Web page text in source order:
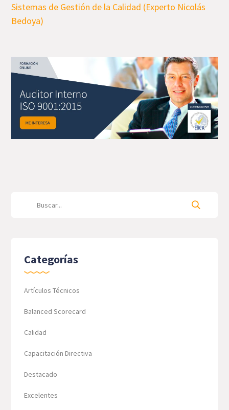
Sistemas de Gestión de la Calidad (Experto Nicolás
Bedoya)
Categorías
Artículos Técnicos
Balanced Scorecard
Calidad
Capacitación Directiva
Destacado
Excelentes